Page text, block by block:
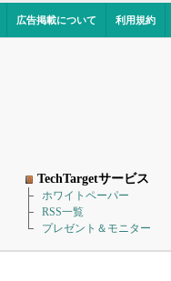
広告掲載について 利用規約
TechTargetサービス
ホワイトペーパー
RSS一覧
プレゼント＆モニター